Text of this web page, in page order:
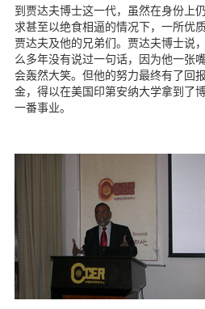
到贾达夫博士这一代，虽然在身份上
求甚至以绝食相逼的情况下，一所优
贾达夫及他的兄弟们。贾达夫博士说
么多年没有说过一句话，因为他一张
会轰然大笑。但他的努力最终有了回
金，得以在美国印第安纳大学拿到了
一番事业。